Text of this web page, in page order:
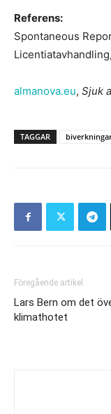
Referens:
Spontaneous
almanova.eu, Sjuk
TAGGAR
Föregående artikel
Lars Bern om det
klimathotet